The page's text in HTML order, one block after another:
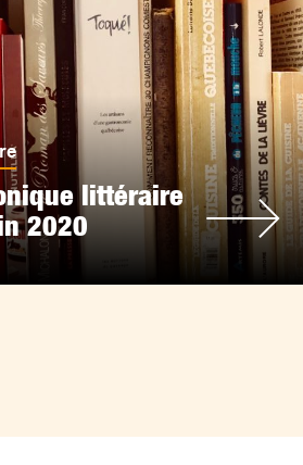
littéraire
2020